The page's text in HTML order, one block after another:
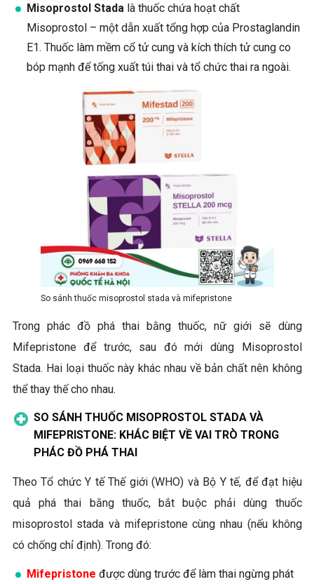
Misoprostol Stada là thuốc chứa hoạt chất
Misoprostol – một dẫn xuất tổng hợp của Prostaglandin
E1. Thuốc làm mềm cổ tử cung và kích thích tử cung co
bóp mạnh để tống xuất túi thai và tổ chức thai ra ngoài.
So sánh thuốc misoprostol stada và mifepristone
Trong phác đồ phá thai bằng thuốc, nữ giới sẽ dùng
Mifepristone để trước, sau đó mới dùng Misoprostol
Stada. Hai loại thuốc này khác nhau về bản chất nên không
thể thay thế cho nhau.
SO SÁNH THUỐC MISOPROSTOL STADA VÀ
MIFEPRISTONE: KHÁC BIỆT VỀ VAI TRÒ TRONG
PHÁC ĐỒ PHÁ THAI
Theo Tổ chức Y tế Thế giới (WHO) và Bộ Y tế, để đạt hiệu
quả phá thai bằng thuốc, bắt buộc phải dùng thuốc
misoprostol stada và mifepristone cùng nhau (nếu không
có chống chỉ định). Trong đó:
Mifepristone được dùng trước để làm thai ngừng phát